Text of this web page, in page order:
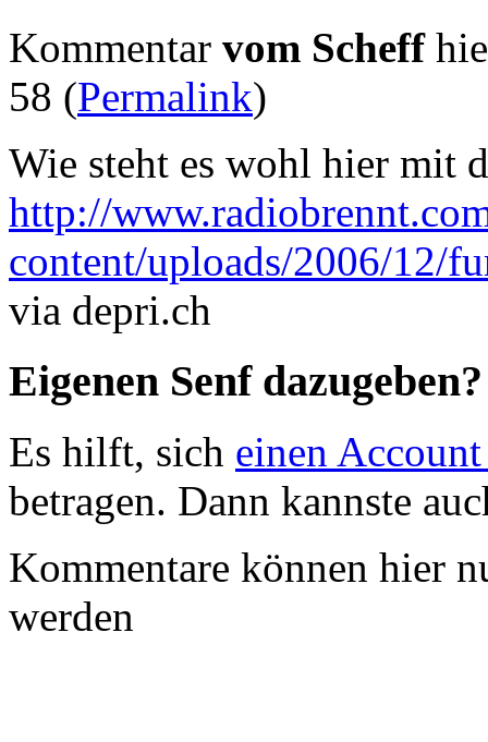
Kommentar vom Scheff
58 (Permalink)
Wie steht es wohl hier mit
http://
content/uploads/2006/12/
via depri.ch
Eigenen Senf dazugeben?
Es hilft, sich einen
betragen. Dann kannste
Kommentare können hier
werden